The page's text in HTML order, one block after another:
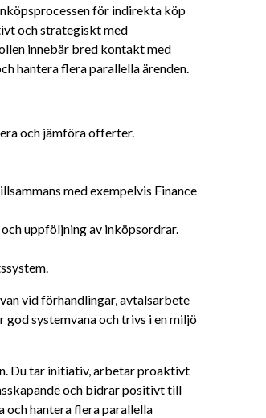
för indirekta köp
och strategiskt med
innebär bred kontakt med
hantera flera parallella ärenden.
och jämföra offerter.
med exempelvis Finance
uppföljning av inköpsordrar.
vid förhandlingar, avtalsarbete
god systemvana och trivs i en miljö
Du tar initiativ, arbetar proaktivt
och bidrar positivt till
hantera flera parallella